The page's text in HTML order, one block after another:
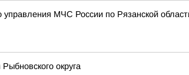
МЧС России по Рязанской
округа